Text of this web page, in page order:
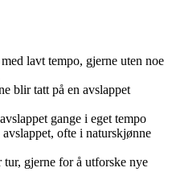
lavt tempo, gjerne uten noe
blir tatt på en avslappet
gange i eget tempo
ofte i naturskjønne
tur, gjerne for å utforske nye